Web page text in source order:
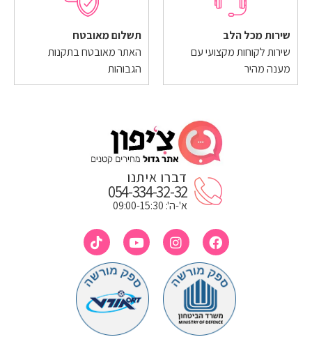
שירות מכל הלב
שירות לקוחות מקצועי עם
מענה מהיר
תשלום מאובטח
האתר מאובטח בתקנות
הגבוהות
דברו איתנו
054-334-32-32
א'-ה': 09:00-15:30